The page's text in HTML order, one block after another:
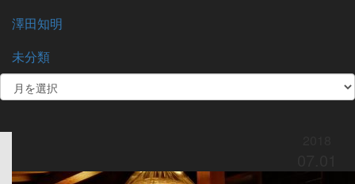
澤田知明
未分類